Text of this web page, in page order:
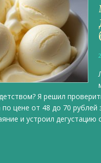
Я решил
цене от 48 до 70
и устроил